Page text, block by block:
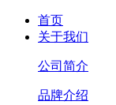
首页
关于我们
公司简介
品牌介绍